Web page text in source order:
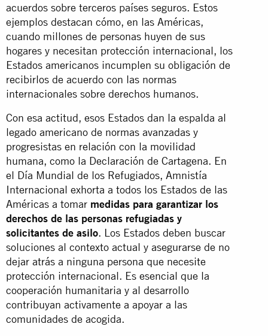
acuerdos sobre terceros países seguros. Estos
ejemplos destacan cómo, en las Américas,
cuando millones de personas huyen de sus
hogares y necesitan protección internacional, los
Estados americanos incumplen su obligación de
recibirlos de acuerdo con las normas
internacionales sobre derechos humanos.
Con esa actitud, esos Estados dan la espalda al
legado americano de normas avanzadas y
progresistas en relación con la movilidad
humana, como la Declaración de Cartagena. En
el Día Mundial de los Refugiados, Amnistía
Internacional exhorta a todos los Estados de las
Américas a tomar medidas para garantizar los
derechos de las personas refugiadas y
solicitantes de asilo. Los Estados deben buscar
soluciones al contexto actual y asegurarse de no
dejar atrás a ninguna persona que necesite
protección internacional. Es esencial que la
cooperación humanitaria y al desarrollo
contribuyan activamente a apoyar a las
comunidades de acogida.